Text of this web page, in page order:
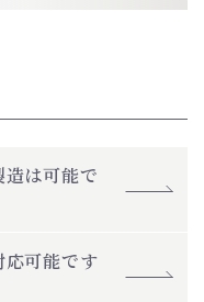
は可能で
応可能です